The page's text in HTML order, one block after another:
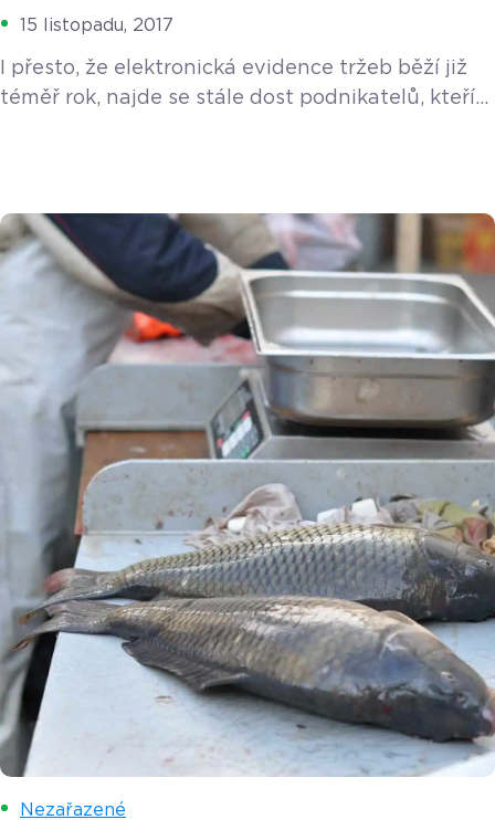
15 listopadu, 2017
I přesto, že elektronická evidence tržeb běží již
téměř rok, najde se stále dost podnikatelů, kteří
EET teprve zapojí. Závazná je pro ně 3. a 4. vlna,
jejíž termín byl nyní posunut. Termín spuštění
3. a 4. vlny elektronické evidence tržeb (EET)
byl posunut. Podívejte se na rozdělení […]
Nezařazené